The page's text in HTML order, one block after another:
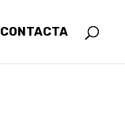
CONTACTA